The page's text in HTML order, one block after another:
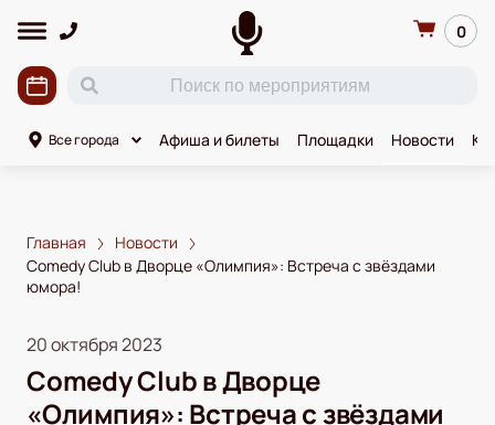
0
Все города Афиша и билеты Площадки Новости
Главная
Новости
Comedy Club в Дворце «Олимпия»: Встреча с звёздами
юмора!
20 октября 2023
Comedy Club в Дворце
«Олимпия»: Встреча с звёздами